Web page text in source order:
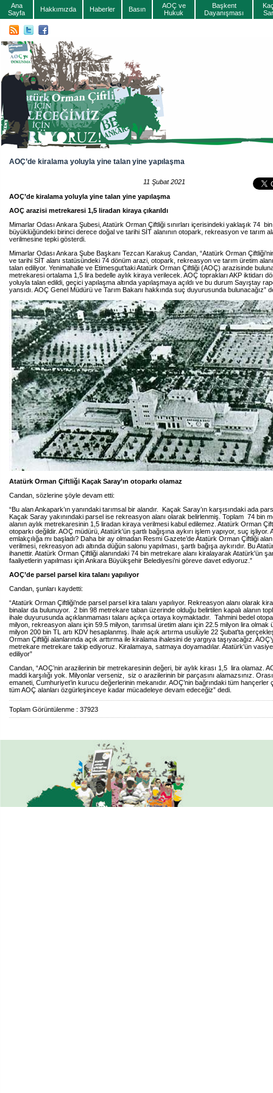
Ana
Sayfa
Hakkımızda Haberler Basın
AOÇ ve
Hukuk
Başkent
Dayanışması
AOÇ’de kiralama yoluyla yine talan yine yapılaşma
11 Şubat 2021
AOÇ’de kiralama yoluyla yine talan yine yapılaşma
AOÇ arazisi metrekaresi 1,5 liradan kiraya çıkarıldı
Mimarlar Odası Ankara Şubesi, Atatürk Orman Çiftliği sınırları içerisindeki yaklaşık 74
büyüklüğündeki birinci derece doğal ve tarihi SİT alanının otopark, rekreasyon ve tarım
verilmesine tepki gösterdi.
Mimarlar Odası Ankara Şube Başkanı Tezcan Karakuş Candan, “Atatürk Orman
ve tarihi SİT alanı statüsündeki 74 dönüm arazi, otopark, rekreasyon ve tarım üretim
talan ediliyor. Yenimahalle ve Etimesgut’taki Atatürk Orman Çiftliği (AOÇ) arazisinde
metrekaresi ortalama 1,5 lira bedelle aylık kiraya verilecek. AOÇ toprakları AKP iktidarı
yoluyla talan edildi, geçici yapılaşma altında yapılaşmaya açıldı ve bu durum Sayıştay
yansıdı. AOÇ Genel Müdürü ve Tarım Bakanı hakkında suç duyurusunda bulunacağız”
Atatürk Orman Çiftliği Kaçak Saray’ın otoparkı olamaz
Candan, sözlerine şöyle devam etti:
“Bu alan Ankapark’ın yanındaki tarımsal bir alandır. Kaçak Saray’ın karşısındaki ada
Kaçak Saray yakınındaki parsel ise rekreasyon alanı olarak belirlenmiş. Toplam 74 bin
alanın aylık metrekaresinin 1,5 liradan kiraya verilmesi kabul edilemez. Atatürk Orman
otoparkı değildir. AOÇ müdürü, Atatürk'ün şartlı bağışına aykırı işlem yapıyor, suç işliyor.
emlakçılığa mı başladı? Daha bir ay olmadan Resmi Gazete’de Atatürk Orman Çiftliği
verilmesi, rekreasyon adı altında düğün salonu yapılması, şartlı bağışa aykırıdır. Bu
ihanettir. Atatürk Orman Çiftliği alanındaki 74 bin metrekare alanı kiralayarak Atatürk'ün
faaliyetlerin yapılması için Ankara Büyükşehir Belediyesi’ni göreve davet ediyoruz.”
AOÇ’de parsel parsel kira talanı yapılıyor
Candan, şunları kaydetti:
“Atatürk Orman Çiftliği’nde parsel parsel kira talanı yapılıyor. Rekreasyon alanı olarak
binalar da bulunuyor. 2 bin 98 metrekare taban üzerinde olduğu belirtilen kapalı alanın
ihale duyurusunda açıklanmaması talanı açıkça ortaya koymaktadır. Tahmini bedel
milyon, rekreasyon alanı için 59.5 milyon, tarımsal üretim alanı için 22.5 milyon lira olmak
milyon 200 bin TL artı KDV hesaplanmış. İhale açık artırma usulüyle 22 Şubat'ta
Orman Çiftliği alanlarında açık arttırma ile kiralama ihalesini de yargıya taşıyacağız.
metrekare metrekare takip ediyoruz. Kiralamaya, satmaya doyamadılar. Atatürk'ün
ediliyor”
Candan, “AOÇ’nin arazilerinin bir metrekaresinin değeri, bir aylık kirası 1,5 lira olamaz.
maddi karşılığı yok. Milyonlar verseniz, siz o arazilerinin bir parçasını alamazsınız.
emaneti, Cumhuriyet’in kurucu değerlerinin mekanıdır. AOÇ’nin bağrındaki tüm hançerler
tüm AOÇ alanları özgürleşinceye kadar mücadeleye devam edeceğiz” dedi.
Toplam Görüntülenme : 37923